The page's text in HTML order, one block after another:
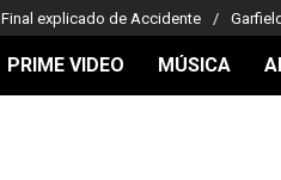
Final explicado de Accidente
PRIME VIDEO MÚSICA